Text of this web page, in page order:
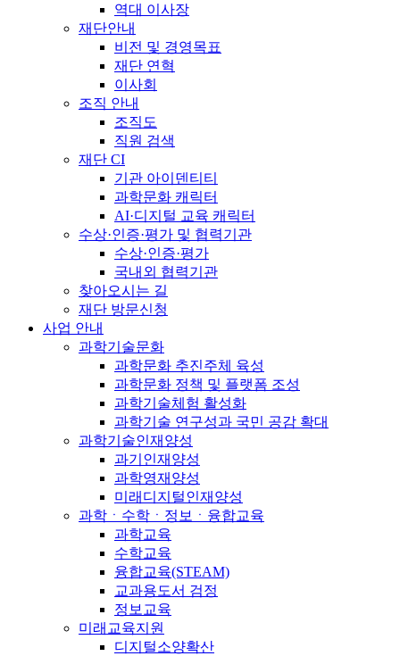
역대 이사장
재단안내
비전 및 경영목표
재단 연혁
이사회
조직 안내
조직도
직원 검색
재단 CI
기관 아이덴티티
과학문화 캐릭터
AI·디지털 교육 캐릭터
수상·인증·평가 및 협력기관
수상·인증·평가
국내외 협력기관
찾아오시는 길
재단 방문신청
사업 안내
과학기술문화
과학문화 추진주체 육성
과학문화 정책 및 플랫폼 조성
과학기술체험 활성화
과학기술 연구성과 국민 공감 확대
과학기술인재양성
과기인재양성
과학영재양성
미래디지털인재양성
과학ㆍ수학ㆍ정보ㆍ융합교육
과학교육
수학교육
융합교육(STEAM)
교과용도서 검정
정보교육
미래교육지원
디지털소양확산